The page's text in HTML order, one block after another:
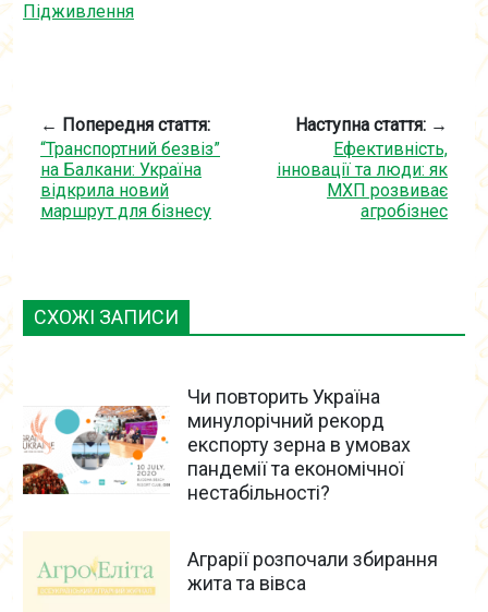
Підживлення
← Попередня стаття:
“Транспортний безвіз”
на Балкани: Україна
відкрила новий
маршрут для бізнесу
Наступна стаття: →
Ефективність,
інновації та люди: як
МХП розвиває
агробізнес
СХОЖІ ЗАПИСИ
Чи повторить Україна
минулорічний рекорд
експорту зерна в умовах
пандемії та економічної
нестабільності?
Аграрії розпочали збирання
жита та вівса